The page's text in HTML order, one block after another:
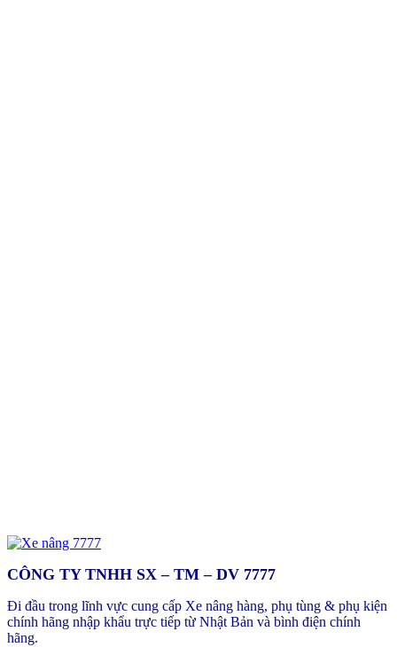
CÔNG TY TNHH SX – TM – DV 7777
Đi đầu trong lĩnh vực cung cấp Xe nâng hàng, phụ tùng & phụ kiện
chính hãng nhập khẩu trực tiếp từ Nhật Bản và bình điện chính
hãng.